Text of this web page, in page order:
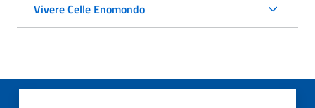
Vivere Celle Enomondo